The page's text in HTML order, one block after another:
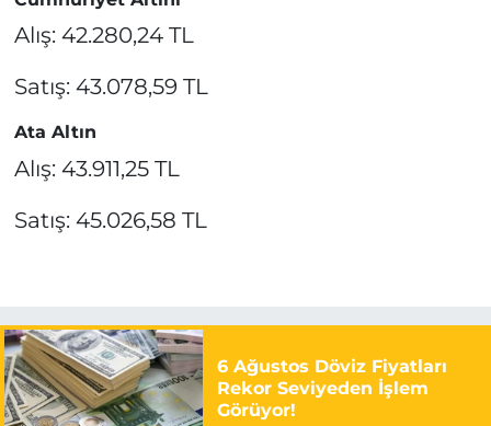
Alış: 42.280,24 TL
Satış: 43.078,59 TL
Ata Altın
Alış: 43.911,25 TL
Satış: 45.026,58 TL
6 Ağustos Döviz Fiyatları
Rekor Seviyeden İşlem
Görüyor!